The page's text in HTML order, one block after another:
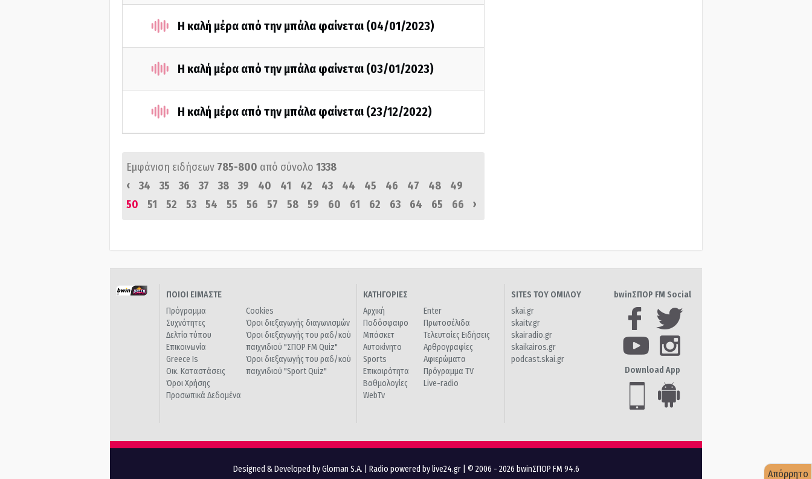
Η καλή μέρα από την μπάλα φαίνεται (04/01/2023)
Η καλή μέρα από την μπάλα φαίνεται (03/01/2023)
Η καλή μέρα από την μπάλα φαίνεται (23/12/2022)
Εμφάνιση ειδήσεων 785-800 από σύνολο 1338
‹
34 35 36 37 38 39 40 41 42 43 44 45 46 47 48
49
50
51 52 53 54 55 56 57 58 59 60 61 62 63 64 65 66 ›
ΠΟΙΟΙ ΕΙΜΑΣΤΕ
Πρόγραμμα
Συχνότητες
Δελτία τύπου
Επικοινωνία
Greece Is
Οικ. Καταστάσεις
Όροι Χρήσης
Προσωπικά Δεδομένα
Cookies
Όροι διεξαγωγής διαγωνισμών
Όροι διεξαγωγής του ραδ/κού
παιχνιδιού "ΣΠΟΡ FM Quiz"
Όροι διεξαγωγής του ραδ/κού
παιχνιδιού "Sport Quiz"
ΚΑΤΗΓΟΡΙΕΣ
Αρχική
Ποδόσφαιρο
Μπάσκετ
Αυτοκίνητο
Sports
Επικαιρότητα
Βαθμολογίες
WebTv
Enter
Πρωτοσέλιδα
Τελευταίες Ειδήσεις
Αρθρογραφίες
Αφιερώματα
Πρόγραμμα TV
Live-radio
SITES ΤΟΥ ΟΜΙΛΟΥ
skai.gr
skaitv.gr
skairadio.gr
skaikairos.gr
podcast.skai.gr
bwinΣΠΟΡ FM Social
Download App
Designed & Developed by Gloman S.A. Radio powered by live24.gr | © 2006 - 2026 bwinΣΠΟΡ FM 94.6 Απόρρητο